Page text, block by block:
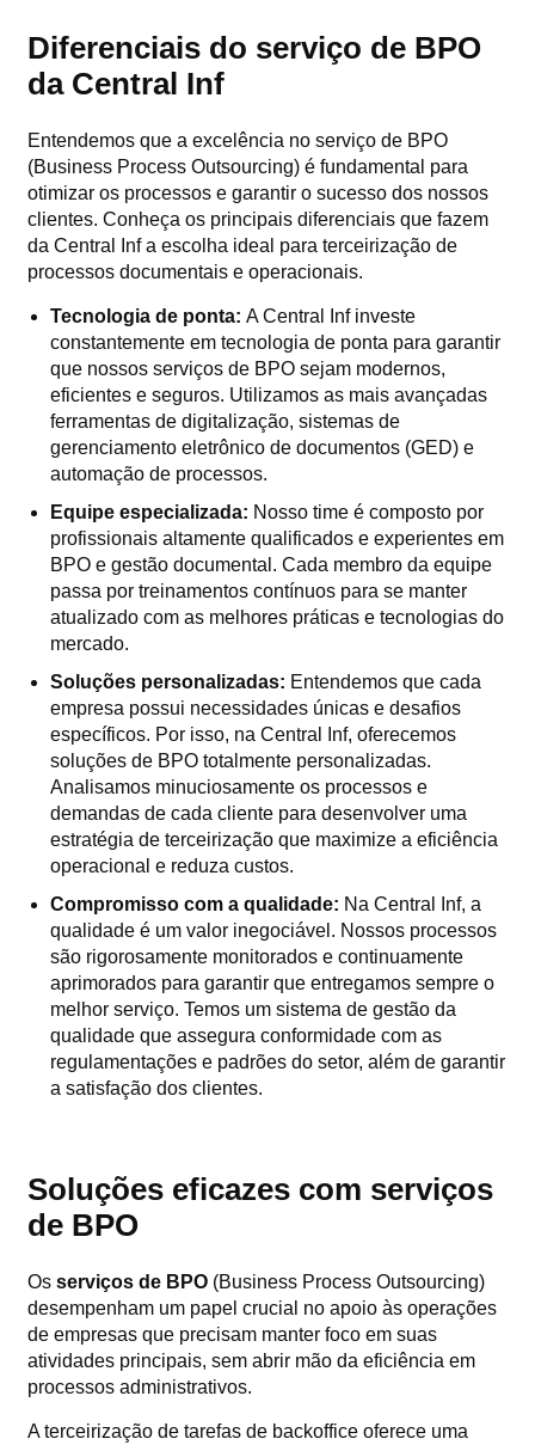
Diferenciais do serviço de BPO
da Central Inf
Entendemos que a excelência no serviço de BPO
(Business Process Outsourcing) é fundamental para
otimizar os processos e garantir o sucesso dos nossos
clientes. Conheça os principais diferenciais que fazem
da Central Inf a escolha ideal para terceirização de
processos documentais e operacionais.
Tecnologia de ponta: A Central Inf investe
constantemente em tecnologia de ponta para garantir
que nossos serviços de BPO sejam modernos,
eficientes e seguros. Utilizamos as mais avançadas
ferramentas de digitalização, sistemas de
gerenciamento eletrônico de documentos (GED) e
automação de processos.
Equipe especializada: Nosso time é composto por
profissionais altamente qualificados e experientes em
BPO e gestão documental. Cada membro da equipe
passa por treinamentos contínuos para se manter
atualizado com as melhores práticas e tecnologias do
mercado.
Soluções personalizadas: Entendemos que cada
empresa possui necessidades únicas e desafios
específicos. Por isso, na Central Inf, oferecemos
soluções de BPO totalmente personalizadas.
Analisamos minuciosamente os processos e
demandas de cada cliente para desenvolver uma
estratégia de terceirização que maximize a eficiência
operacional e reduza custos.
Compromisso com a qualidade: Na Central Inf, a
qualidade é um valor inegociável. Nossos processos
são rigorosamente monitorados e continuamente
aprimorados para garantir que entregamos sempre o
melhor serviço. Temos um sistema de gestão da
qualidade que assegura conformidade com as
regulamentações e padrões do setor, além de garantir
a satisfação dos clientes.
Soluções eficazes com serviços
de BPO
Os serviços de BPO (Business Process Outsourcing)
desempenham um papel crucial no apoio às operações
de empresas que precisam manter foco em suas
atividades principais, sem abrir mão da eficiência em
processos administrativos.
A terceirização de tarefas de backoffice oferece uma